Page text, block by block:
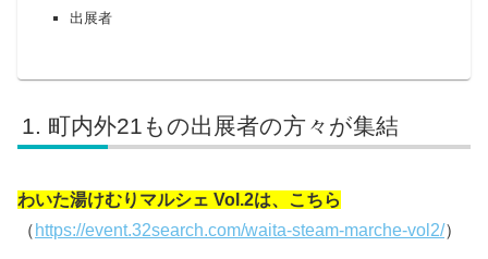
出展者
町内外21もの出展者の方々が集結
わいた湯けむりマルシェ Vol.2は、こちら
（ https://event.32search.com/waita-steam-marche-vol2/）